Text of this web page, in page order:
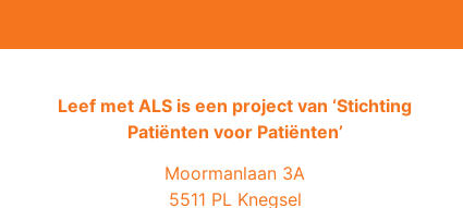
Leef met ALS is een project van ‘Stichting
Patiënten voor Patiënten’
Moormanlaan 3A
5511 PL Knegsel